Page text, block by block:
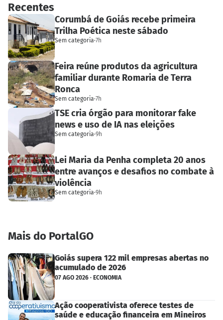
Recentes
Corumbá de Goiás recebe primeira
Trilha Poética neste sábado
Sem categoria·7h
Feira reúne produtos da agricultura
familiar durante Romaria de Terra
Ronca
Sem categoria·7h
TSE cria órgão para monitorar fake
news e uso de IA nas eleições
Sem categoria·9h
Lei Maria da Penha completa 20 anos
entre avanços e desafios no combate à
violência
Sem categoria·9h
Mais do PortalGO
Goiás supera 122 mil empresas abertas no
acumulado de 2026
07 AGO 2026 · ECONOMIA
Ação cooperativista oferece testes de
saúde e educação financeira em Mineiros